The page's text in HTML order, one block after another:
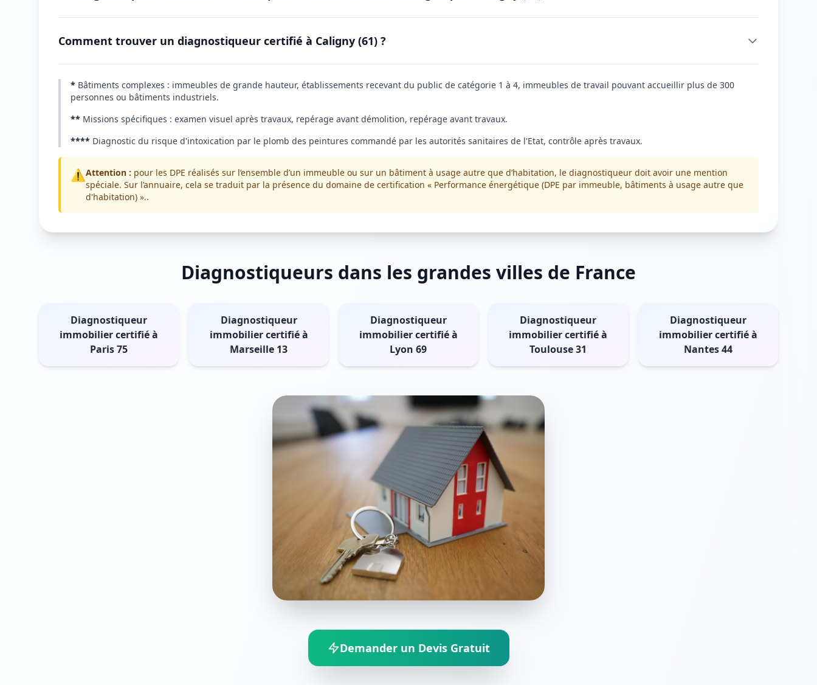
Comment trouver un diagnostiqueur certifié à Caligny (61) ?
* Bâtiments complexes : immeubles de grande hauteur, établissements recevant du public de catégorie 1 à 4, immeubles de travail pouvant accueillir plus de 300
personnes ou bâtiments industriels.
** Missions spécifiques : examen visuel après travaux, repérage avant démolition, repérage avant travaux.
**** Diagnostic du risque d'intoxication par le plomb des peintures commandé par les autorités sanitaires de l'Etat, contrôle après travaux.
⚠️Attention : pour les DPE réalisés sur l’ensemble d’un immeuble ou sur un bâtiment à usage autre que d’habitation, le diagnostiqueur doit avoir une mention
spéciale. Sur l’annuaire, cela se traduit par la présence du domaine de certification « Performance énergétique (DPE par immeuble, bâtiments à usage autre que
d'habitation) »..
Diagnostiqueurs dans les grandes villes de France
Diagnostiqueur
immobilier certifié à
Paris 75
Diagnostiqueur
immobilier certifié à
Marseille 13
Diagnostiqueur
immobilier certifié à
Lyon 69
Diagnostiqueur
immobilier certifié à
Toulouse 31
Diagnostiqueur
immobilier certifié à
Nantes 44
Demander un Devis Gratuit